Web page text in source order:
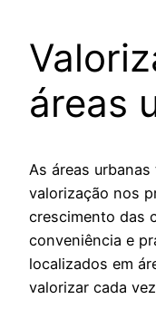
áreas
As áreas
valorização nos
crescimento das
conveniência e
localizados em
valorizar cada